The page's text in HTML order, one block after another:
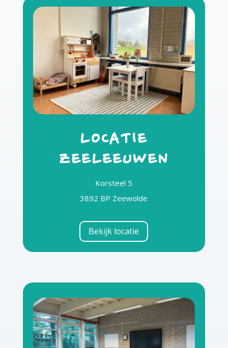
LOCATIE
ZEELEEUWEN
Korsteel 5
3892 BP Zeewolde
Bekijk locatie